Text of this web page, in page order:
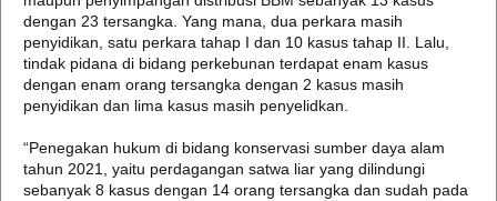
dengan 23 tersangka. Yang mana, dua perkara masih
penyidikan, satu perkara tahap I dan 10 kasus tahap II. Lalu,
tindak pidana di bidang perkebunan terdapat enam kasus
dengan enam orang tersangka dengan 2 kasus masih
penyidikan dan lima kasus masih penyelidkan.
“Penegakan hukum di bidang konservasi sumber daya alam
tahun 2021, yaitu perdagangan satwa liar yang dilindungi
sebanyak 8 kasus dengan 14 orang tersangka dan sudah pada